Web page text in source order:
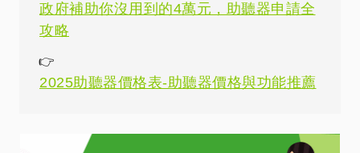
政府補助你沒用到的4萬元，助聽器申請全
攻略
👉
2025助聽器價格表-助聽器價格與功能推薦